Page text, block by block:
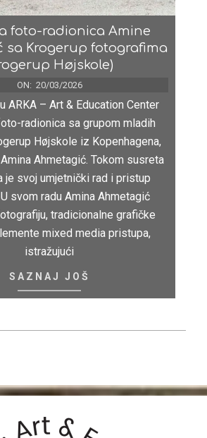
foto-radionica Amine
sa Krogerup fotografima
Højskole)
ON: 20/03/2026
ARKA – Art & Education Center
radionica sa grupom mladih
Højskole iz Kopenhagena,
Ahmetagić. Tokom susreta
je svoj umjetnički rad i pristup
svom radu Amina Ahmetagić
tradicionalne grafičke
mixed media pristupa,
istražujući
SAZNAJ JOŠ